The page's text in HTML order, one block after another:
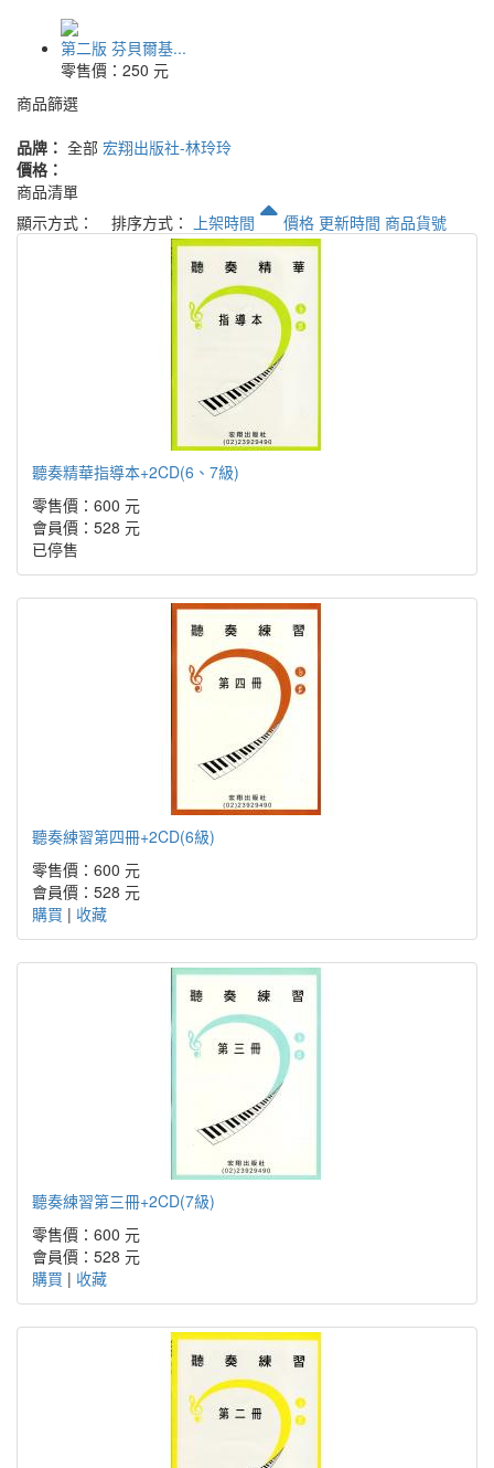
第二版 芬貝爾基...
零售價： 250 元
商品篩選
品牌： 全部 宏翔出版社-林玲玲
價格：
商品清單
顯示方式：
排序方式： 上架時間 價格 更新時間 商品貨號
聽奏精華指導本+2CD(6、7級)
零售價：600 元
會員價：528 元
已停售
聽奏練習第四冊+2CD(6級)
零售價：600 元
會員價：528 元
購買 | 收藏
聽奏練習第三冊+2CD(7級)
零售價：600 元
會員價：528 元
購買 | 收藏